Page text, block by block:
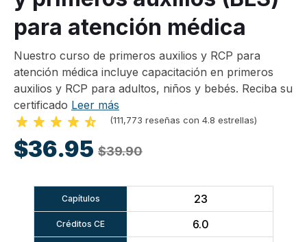
para atención médica
Nuestro curso de primeros auxilios y RCP para
atención médica incluye capacitación en primeros
auxilios y RCP para adultos, niños y bebés. Reciba su
certificado Leer más
(111,773 reseñas con 4.8 estrellas)
$36.95 $39.90
Capítulos 23
Créditos CE 6.0